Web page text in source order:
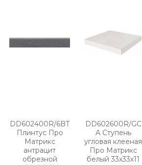
DD602400R/6BT
Плинтус Про
Матрикс
антрацит
обрезной
DD602600R/GC
A Ступень
угловая клееная
Про Матрикс
белый 33х33х11